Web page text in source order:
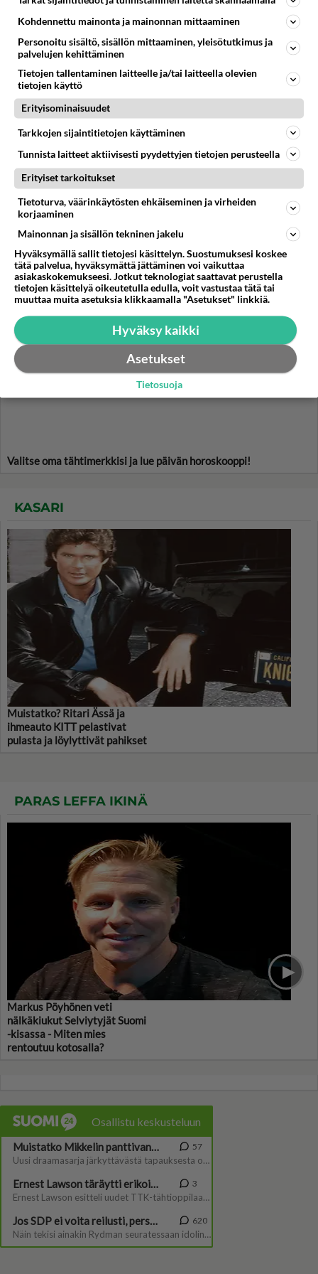
lasagneen. Maistuva
kasvisruoka!
Kebabin pystyy tekemään
myös kotona, kun käytät
valmista kebab-lihaa.
Kotitekoinen sinappi on nopea
valmistaa. Anna lahjaksi
kauniissa purkissa!
Mustikkapiirakka on helppo
tehdä pyöreään vuokaan
kannellisena. Tarjoa
sellaisenaan tai
vaniljajäätelön kanssa. Nam!
Munakasrulla on kuin
suolainen versio
kääretortusta!
HOROSKOOPPI
8.8.2026
Valitse oma tähtimerkkisi ja lue päivän horoskooppi!
KASARI
Muistatko? Ritari Ässä ja
ihmeauto KITT pelastivat
pulasta ja löylyttivät pahikset
PARAS LEFFA IKINÄ
Markus Pöyhönen veti
nälkäkiukut Selviytyjät Suomi
-kisassa - Miten mies
rentoutuu kotosalla?
Kohdennettu mainonta ja mainonnan mittaaminen
Personoitu sisältö, sisällön mittaaminen, yleisötutkimus ja
palvelujen kehittäminen
Tietojen tallentaminen laitteelle ja/tai laitteella olevien
tietojen käyttö
Erityisominaisuudet
Tarkkojen sijaintitietojen käyttäminen
Tunnista laitteet aktiivisesti pyydettyjen tietojen perusteella
Erityiset tarkoitukset
Tietoturva, väärinkäytösten ehkäiseminen ja virheiden
korjaaminen
Mainonnan ja sisällön tekninen jakelu
Hyväksymällä sallit tietojesi käsittelyn. Suostumuksesi koskee
tätä palvelua, hyväksymättä jättäminen voi vaikuttaa
asiakaskokemukseesi. Jotkut teknologiat saattavat perustella
tietojen käsittelyä oikeutetulla edulla, voit vastustaa tätä tai
muuttaa muita asetuksia klikkaamalla "Asetukset" linkkiä.
Hyväksy kaikki
Asetukset
Tietosuoja